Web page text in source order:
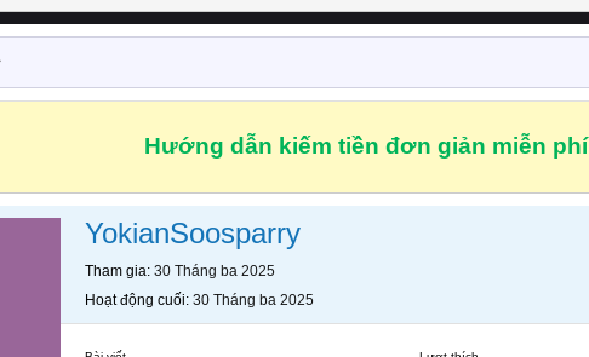
Hướng dẫn kiếm tiền đơn giản miễn phí
YokianSoosparry
Tham gia 30 Tháng ba 2025
Hoạt động cuối 30 Tháng ba 2025